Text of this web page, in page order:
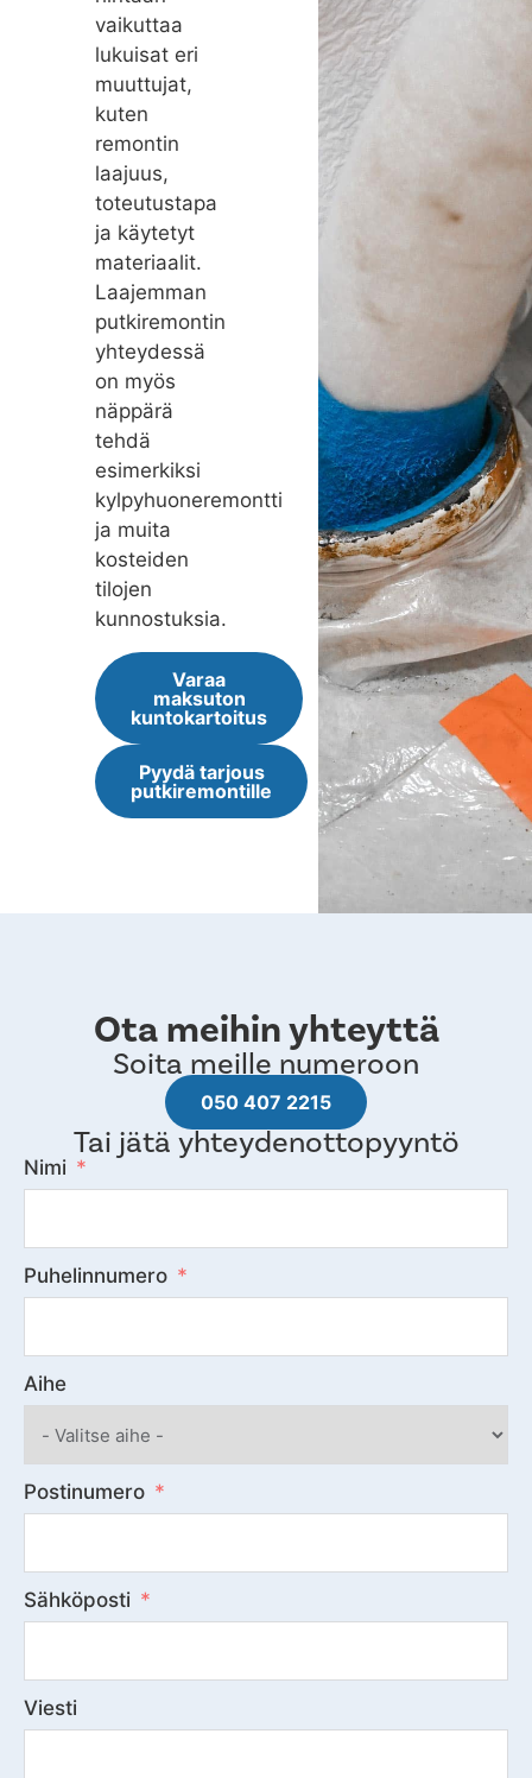
vaikuttaa
lukuisat eri
muuttujat,
kuten
remontin
laajuus,
toteutustapa
ja käytetyt
materiaalit.
Laajemman
putkiremontin
yhteydessä
on myös
näppärä
tehdä
esimerkiksi
kylpyhuoneremontti
ja muita
kosteiden
tilojen
kunnostuksia.
Varaa
maksuton
kuntokartoitus
Pyydä tarjous
putkiremontille
Ota meihin yhteyttä
Soita meille numeroon
050 407 2215
Tai jätä yhteydenottopyyntö
Nimi
Puhelinnumero
Aihe
Postinumero
Sähköposti
Viesti